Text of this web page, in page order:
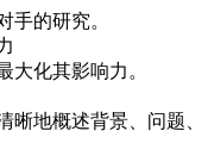
手的研究。
大化其影响力。
晰地概述背景、问题、